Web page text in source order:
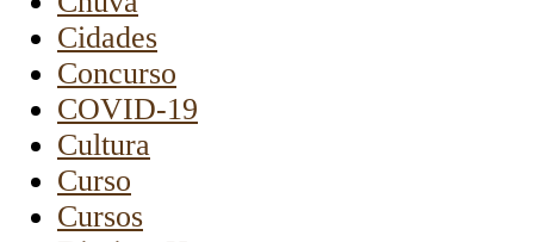
Cidades
Concurso
COVID-19
Cultura
Curso
Cursos